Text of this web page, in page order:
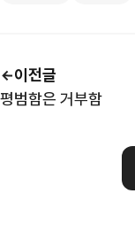
이전글
평범함은 거부함